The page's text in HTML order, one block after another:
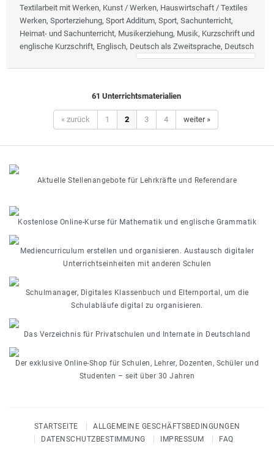
Textilarbeit mit Werken, Kunst / Werken, Hauswirtschaft / Textiles
Werken, Sporterziehung, Sport Additum, Sport, Sachunterricht,
Heimat- und Sachunterricht, Musikerziehung, Musik, Kurzschrift und
englische Kurzschrift, Englisch, Deutsch als Zweitsprache, Deutsch
61 Unterrichtsmaterialien
« zurück 1 2 3 4 weiter »
Aktuelle Stellenangebote für Lehrkräfte und Referendare
Kostenlose Online-Kurse für Mathematik und englische Grammatik
Mediencurriculum erstellen und organisieren. Austausch digitaler
Unterrichtseinheiten mit anderen Schulen
Schulmanager, Digitales Klassenbuch und Elternportal, um die
Schulabläufe digital zu organisieren.
Das Verzeichnis für Privatschulen und Internate in Deutschland
Der exklusive Online-Shop für Schulen, Lehrer, Dozenten, Schüler und
Studenten – seit über 30 Jahren
STARTSEITE
ALLGEMEINE GESCHÄFTSBEDINGUNGEN
DATENSCHUTZBESTIMMUNG
IMPRESSUM FAQ